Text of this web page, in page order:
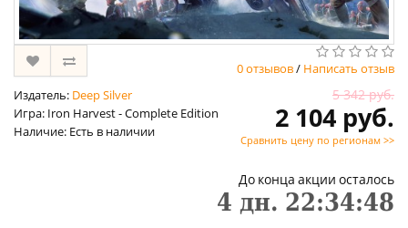
0 отзывов/ Написать отзыв
Издатель: Deep Silver
Игра: Iron Harvest - Complete Edition
Наличие: Есть в наличии
5 342 руб.
2 104 руб.
Сравнить цену по регионам >>
До конца акции осталось
4 дн. 22:34:47